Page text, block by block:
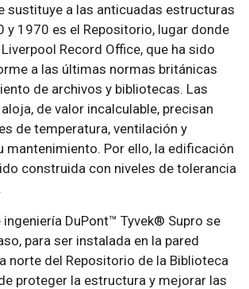
sustituye a las anticuadas estructuras
y 1970 es el Repositorio, lugar donde
Record Office, que ha sido
a las últimas normas británicas
de archivos y bibliotecas. Las
de valor incalculable, precisan
de temperatura, ventilación y
mantenimiento. Por ello, la edificación
construida con niveles de tolerancia
ingeniería DuPont™ Tyvek® Supro se
para ser instalada en la pared
norte del Repositorio de la Biblioteca
proteger la estructura y mejorar las